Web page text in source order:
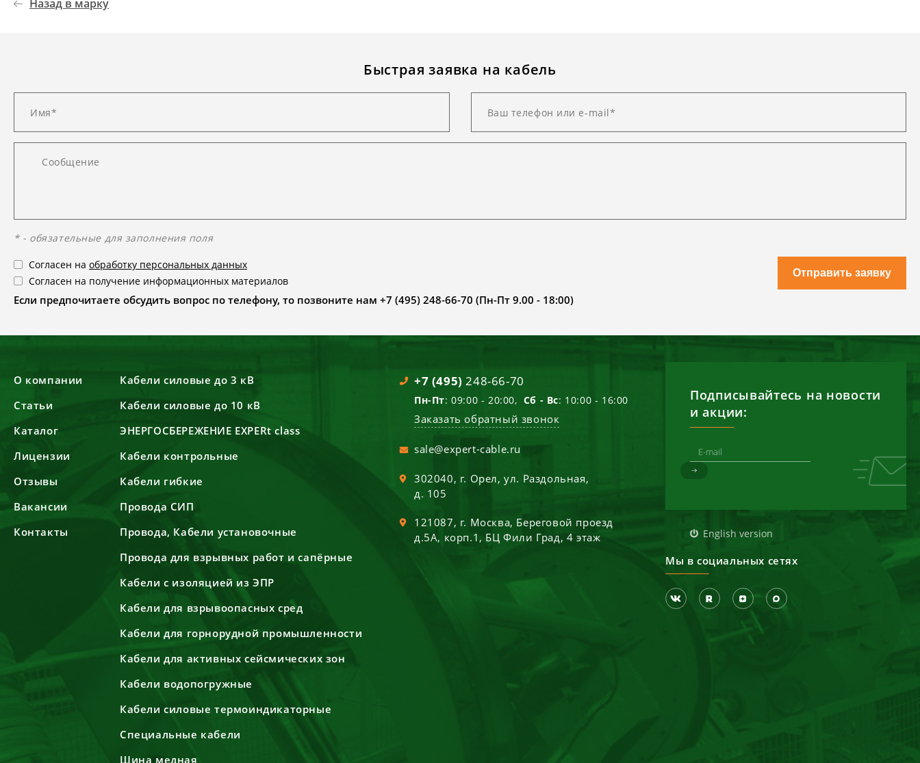
Назад в марку
Быстрая заявка на кабель
* - обязательные для заполнения поля
Согласен на обработку персональных данных
Согласен на получение информационных материалов
Если предпочитаете обсудить вопрос по телефону, то позвоните нам +7 (495) 248-66-70 (Пн-Пт 9.00 - 18:00)
Отправить заявку
О компании
Статьи
Каталог
Лицензии
Отзывы
Вакансии
Контакты
Кабели силовые до 3 кВ
Кабели силовые до 10 кВ
ЭНЕРГОСБЕРЕЖЕНИЕ EXPERt class
Кабели контрольные
Кабели гибкие
Провода СИП
Провода, Кабели установочные
Провода для взрывных работ и сапёрные
Кабели с изоляцией из ЭПР
Кабели для взрывоопасных сред
Кабели для горнорудной промышленности
Кабели для активных сейсмических зон
Кабели водопогружные
Кабели силовые термоиндикаторные
Специальные кабели
Шина медная
+7 (495) 248-66-70
Пн-Пт: 09:00 - 20:00, Сб - Вс: 10:00 - 16:00
Заказать обратный звонок
sale@expert-cable.ru
302040, г. Орел,ул. Раздольная,
д. 105
121087, г. Москва, Береговой проезд
д.5А, корп.1, БЦ Фили Град, 4 этаж
Подписывайтесь на новости
и акции:
English version
Мы в социальных сетях